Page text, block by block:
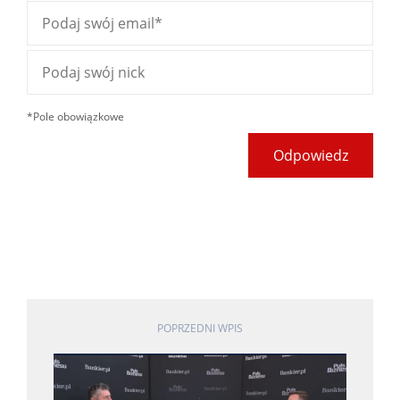
*Pole obowiązkowe
Odpowiedz
POPRZEDNI WPIS